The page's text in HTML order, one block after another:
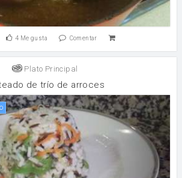
4 Me gusta Comentar
Plato Principal
de trío de arroces